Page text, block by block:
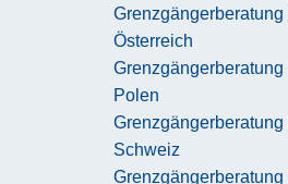
Österreich
Polen
Schweiz